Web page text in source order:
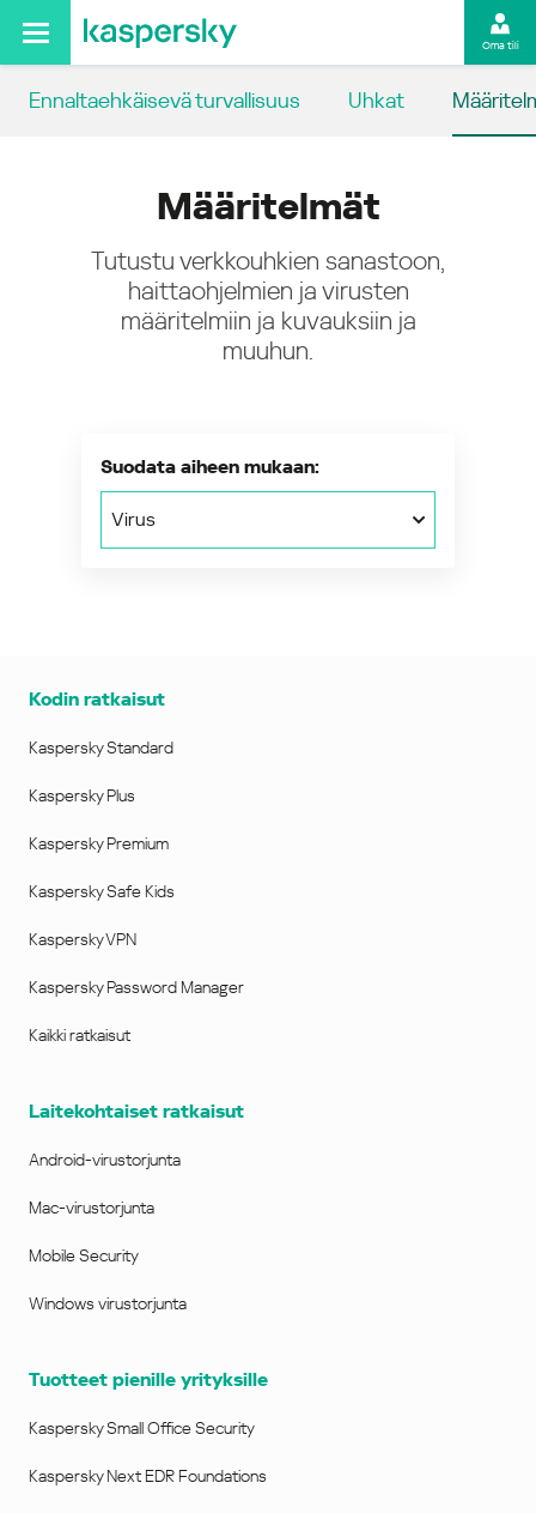
Oma tili
Ennaltaehkäisevä turvallisuus Uhkat
Määritelmät
Tutustu verkkouhkien sanastoon,
haittaohjelmien ja virusten
määritelmiin ja kuvauksiin ja
muuhun.
Suodata aiheen mukaan:
Virus
Kodin ratkaisut
Kaspersky Standard
Kaspersky Plus
Kaspersky Premium
Kaspersky Safe Kids
Kaspersky VPN
Kaspersky Password Manager
Kaikki ratkaisut
Laitekohtaiset ratkaisut
Android-virustorjunta
Mac-virustorjunta
Mobile Security
Windows virustorjunta
Tuotteet pienille yrityksille
Kaspersky Small Office Security
Kaspersky Next EDR Foundations